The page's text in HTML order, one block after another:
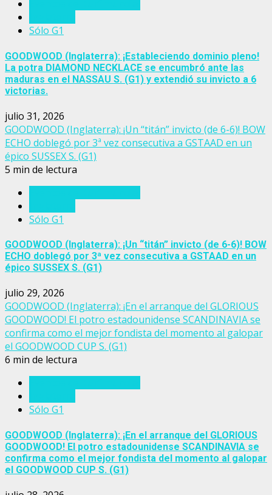
Sólo G1
GOODWOOD (Inglaterra): ¡Estableciendo dominio pleno!
La potra DIAMOND NECKLACE se encumbró ante las
maduras en el NASSAU S. (G1) y extendió su invicto a 6
victorias.
julio 31, 2026
GOODWOOD (Inglaterra): ¡Un “titán” invicto (de 6-6)! BOW
ECHO doblegó por 3ª vez consecutiva a GSTAAD en un
épico SUSSEX S. (G1)
5 min de lectura
Sólo G1
GOODWOOD (Inglaterra): ¡Un “titán” invicto (de 6-6)! BOW
ECHO doblegó por 3ª vez consecutiva a GSTAAD en un
épico SUSSEX S. (G1)
julio 29, 2026
GOODWOOD (Inglaterra): ¡En el arranque del GLORIOUS
GOODWOOD! El potro estadounidense SCANDINAVIA se
confirma como el mejor fondista del momento al galopar
el GOODWOOD CUP S. (G1)
6 min de lectura
Sólo G1
GOODWOOD (Inglaterra): ¡En el arranque del GLORIOUS
GOODWOOD! El potro estadounidense SCANDINAVIA se
confirma como el mejor fondista del momento al galopar
el GOODWOOD CUP S. (G1)